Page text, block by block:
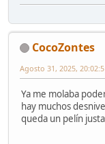
CocoZontes
Agosto 31, 2025,
Ya me molaba
hay muchos
queda un pelín